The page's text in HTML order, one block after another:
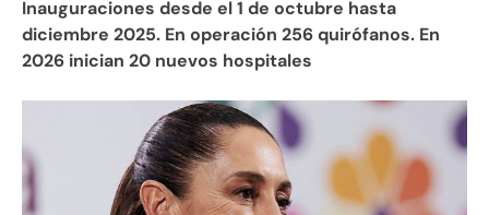
Inauguraciones desde el 1 de octubre hasta
diciembre 2025. En operación 256 quirófanos. En
2026 inician 20 nuevos hospitales